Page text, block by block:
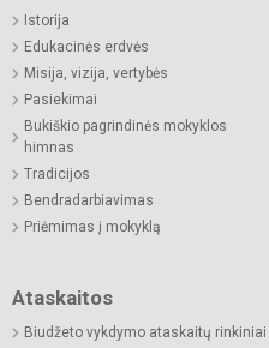
Istorija
Edukacinės erdvės
Misija, vizija, vertybės
Pasiekimai
Bukiškio pagrindinės mokyklos
himnas
Tradicijos
Bendradarbiavimas
Priėmimas į mokyklą
Ataskaitos
Biudžeto vykdymo ataskaitų rinkiniai